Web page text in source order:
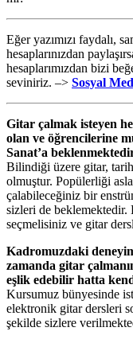
Eğer yazımızı faydalı,
hesaplarınızdan
hesaplarımızdan bizi
seviniriz. –> Sosyal
Gitar çalmak isteyen
olan ve öğrencilerine
Sanat’a
Bilindiği üzere gitar,
olmuştur. Popülerliği
çalabileceğiniz bir
sizleri de beklemektedir.
seçmelisiniz ve gitar
Kadromuzdaki
zamanda gitar
eşlik edebilir hatta
Kursumuz bünyesinde
elektronik gitar dersleri
şekilde sizlere